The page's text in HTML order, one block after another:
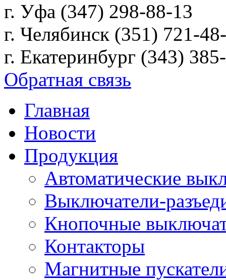
г. Уфа (347) 298-88-13
г. Челябинск (351) 721-
г. Екатеринбург (343)
Обратная связь
Главная
Новости
Продукция
Автоматические
Выключатели-
Кнопочные
Контакторы
Магнитные